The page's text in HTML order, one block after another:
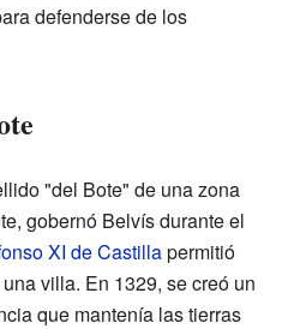
defenderse de los
"del Bote" de una zona
gobernó Belvís durante el
XI de Castillapermitió
villa. En 1329, se creó un
que mantenía las tierras